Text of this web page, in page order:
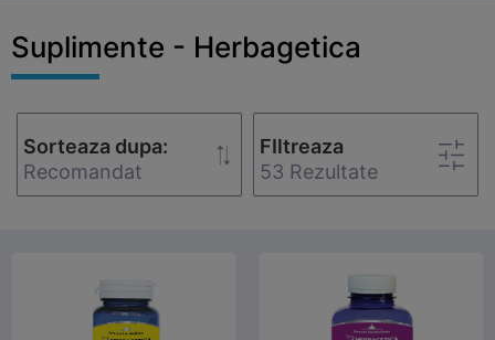
Suplimente - Herbagetica
Sorteaza dupa:
Recomandat
FIltreaza
53 Rezultate